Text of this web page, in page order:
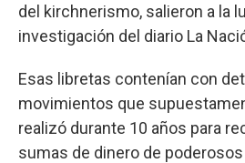
del kirchnerismo, salieron a la
investigación del diario La
Esas libretas contenían con
movimientos que
realizó durante 10 años para
sumas de dinero de